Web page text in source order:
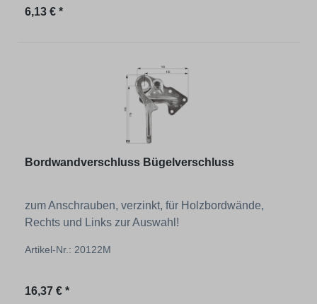
Regulärer Preis:
6,13 € *
Bordwandverschluss Bügelverschluss
zum Anschrauben, verzinkt, für Holzbordwände,
Rechts und Links zur Auswahl!
Artikel-Nr.: 20122M
Regulärer Preis:
16,37 € *